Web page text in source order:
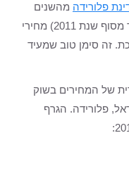
פלורידה מהשנים
האחרונות נראה שכבר כמה שנים (בערך מסוף שנת 2011) מחירי
זה סימן טוב שמעיד
של המחירים בשוק
פלורידה. הגרף